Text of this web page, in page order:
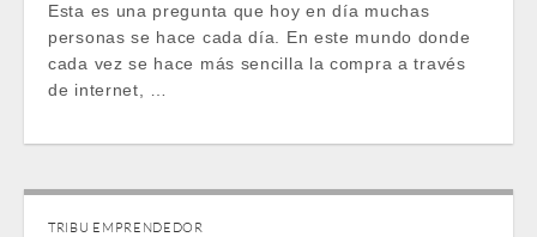
Esta es una pregunta que hoy en día muchas
personas se hace cada día. En este mundo donde
cada vez se hace más sencilla la compra a través
de internet, …
TRIBU EMPRENDEDOR